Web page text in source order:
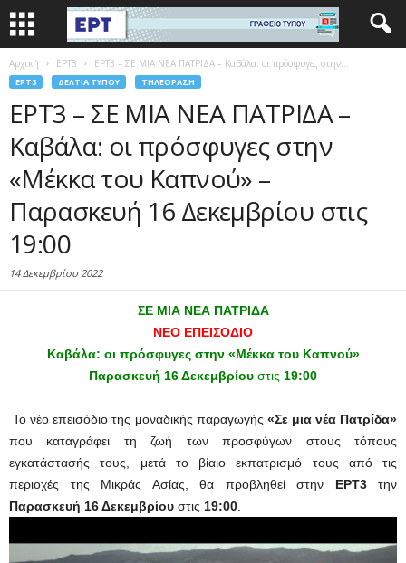
Αρχική EΡΤ3 ΕΡΤ3 – ΣΕ ΜΙΑ ΝΕΑ ΠΑΤΡΙΔΑ – Καβάλα: οι πρόσφυγες στην...
EΡΤ3 ΔΕΛΤΊΑ ΤΎΠΟΥ ΤΗΛΕΌΡΑΣΗ
ΕΡΤ3 – ΣΕ ΜΙΑ ΝΕΑ ΠΑΤΡΙΔΑ –
Καβάλα: οι πρόσφυγες στην
«Μέκκα του Καπνού» –
Παρασκευή 16 Δεκεμβρίου στις
19:00
14 Δεκεμβρίου 2022
ΣΕ ΜΙΑ ΝΕΑ ΠΑΤΡΙΔΑ
ΝΕΟ ΕΠΕΙΣΟΔΙΟ
Καβάλα: οι πρόσφυγες στην «Μέκκα του Καπνού»
Παρασκευή 16 Δεκεμβρίου στις 19:00
Το νέο επεισόδιο της μοναδικής παραγωγής «Σε μια νέα Πατρίδα»
που καταγράφει τη ζωή των προσφύγων στους τόπους
εγκατάστασής τους, μετά το βίαιο εκπατρισμό τους από τις
περιοχές της Μικράς Ασίας, θα προβληθεί στην ΕΡΤ3 την
Παρασκευή 16 Δεκεμβρίου στις 19:00